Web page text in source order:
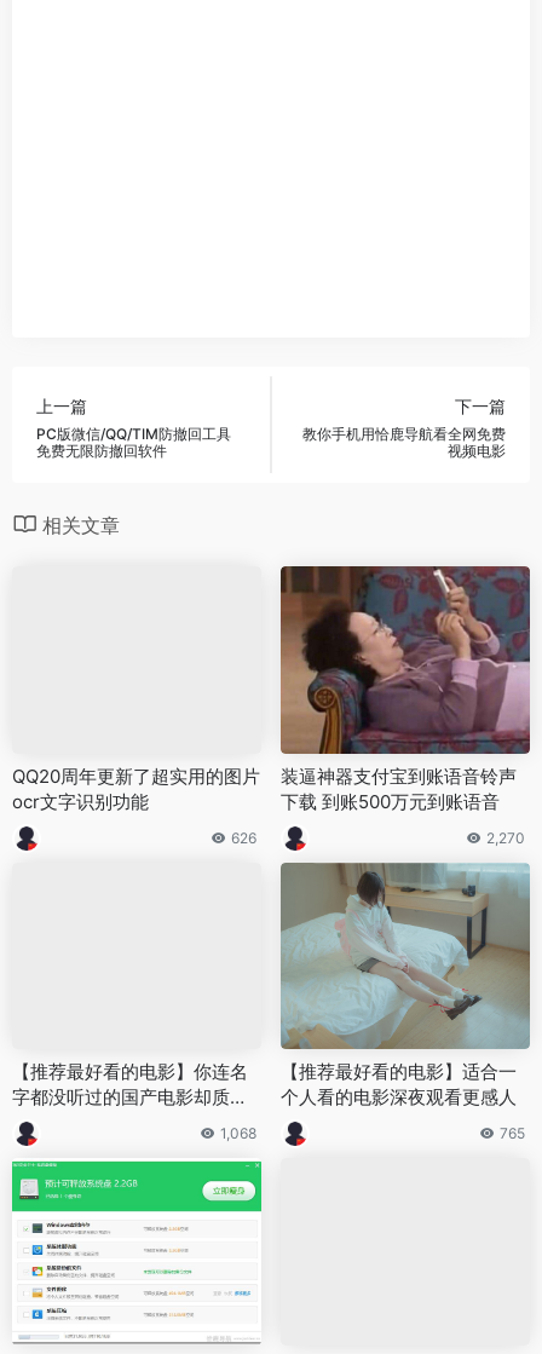
上一篇
PC版微信/QQ/TIM防撤回工具
免费无限防撤回软件
下一篇
教你手机用恰鹿导航看全网免费
视频电影
相关文章
QQ20周年更新了超实用的图片
ocr文字识别功能
626
装逼神器支付宝到账语音铃声
下载 到账500万元到账语音
2,270
【推荐最好看的电影】你连名
字都没听过的国产电影却质量
最好
1,068
【推荐最好看的电影】适合一
个人看的电影深夜观看更感人
765